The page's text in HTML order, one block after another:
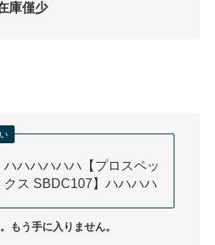
庫僅少
ハハハハハハ【プロスペッ
クス SBDC107】ハハハハ
もう手に入りません。